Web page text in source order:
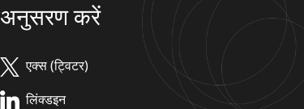
अनुसरण करें
एक्स (ट्विटर)
लिंक्डइन